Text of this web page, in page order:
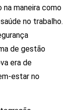
maneira como
no trabalho.
de gestão
era de
estar no